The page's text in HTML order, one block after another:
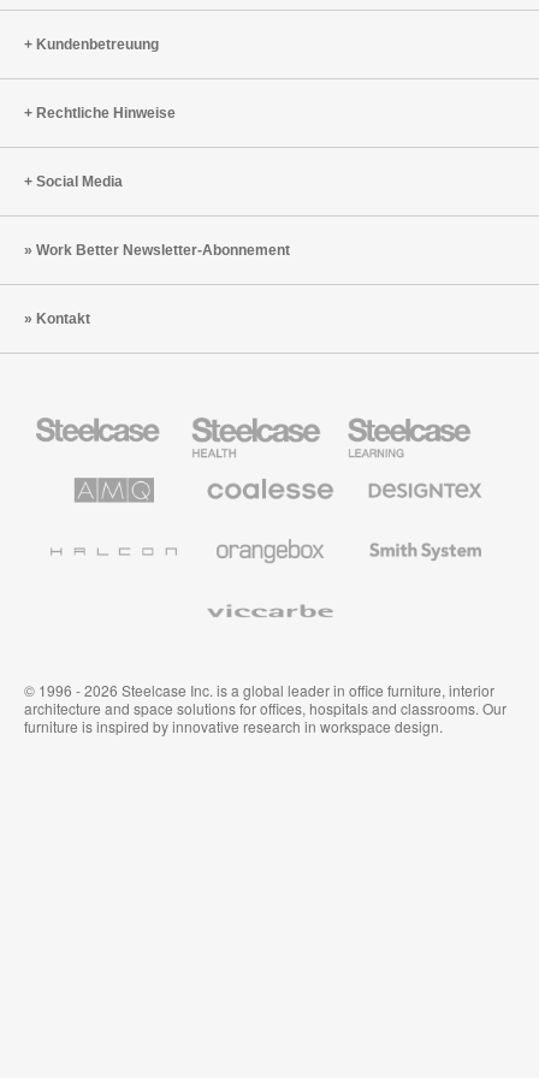
Kundenbetreuung
Rechtliche Hinweise
Social Media
Work Better Newsletter-Abonnement
Kontakt
Büromöbel
Health
Education
Möbel
Solutions
Büromöbel
Textilien
System
© 1996 - 2026 Steelcase Inc. is a global leader in office furniture, interior
architecture and space solutions for offices, hospitals and classrooms. Our
furniture is inspired by innovative research in workspace design.